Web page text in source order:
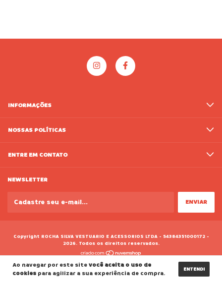
Ao navegar por este sitevocê aceita o uso de
cookies para agilizar a sua experiência de compra. ENTENDI
INFORMAÇÕES
NOSSAS POLÍTICAS
ENTRE EM CONTATO
NEWSLETTER
Copyright ROCHA SILVA VESTUARIO E ACESSORIOS LTDA - 54384351000172 -
2026. Todos os direitos reservados.